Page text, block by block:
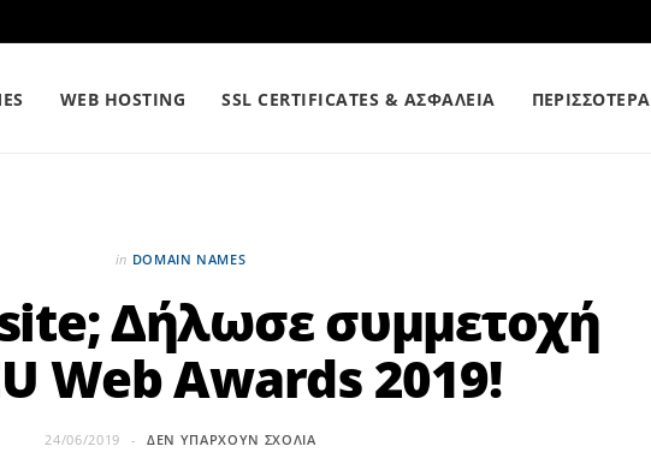
WEB HOSTING SSL CERTIFICATES & ΑΣΦΑΛΕΙΑ ΠΕΡΙΣΣΌΤΕΡΑ
in DOMAIN NAMES
site; Δήλωσε συμμετοχή
Web Awards 2019!
24/06/2019 ΔΕΝ ΥΠΆΡΧΟΥΝ ΣΧΌΛΙΑ